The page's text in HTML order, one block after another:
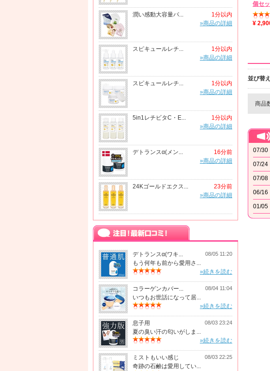
潤い感動大容量パ...
1分以内
»商品の詳細
スピキュールレチ...
1分以内
»商品の詳細
スピキュールレチ...
1分以内
»商品の詳細
5in1レチビタC・E...
1分以内
»商品の詳細
デトランスα(メン...
16分前
»商品の詳細
24Kゴールドエクス...
23分前
»商品の詳細
デトランスα(ワキ... 08/05 11:20
もう何年も前から愛用さ...
»続きを読む
コラーゲンカバー... 08/04 11:04
いつもお世話になって居...
»続きを読む
息子用 08/03 23:24
夏の臭い汗の匂いがしま...
»続きを読む
ミストもいい感じ 08/03 22:25
奇跡の石鹸は愛用してい...
個セ
¥
並び替
商品
07/30
07/24
07/08
06/16
01/05